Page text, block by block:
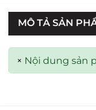
MÔ TẢ SẢN
× Nội dung sản